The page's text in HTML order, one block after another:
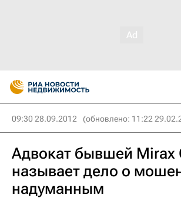
09:30 28.09.2012 (обновлено: 11:22
Адвокат бывшей Mirax
называет дело о
надуманным